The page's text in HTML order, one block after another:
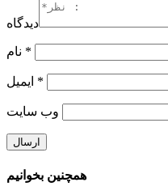
دیدگاه
*
*
وب‌ سایت
همچنین بخوانیم